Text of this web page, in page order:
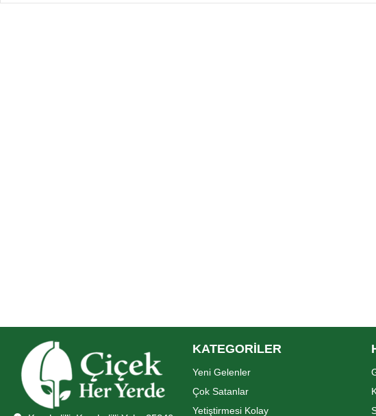
KATEGORİLER
Yeni Gelenler
Çok Satanlar
Yetiştirmesi Kolay